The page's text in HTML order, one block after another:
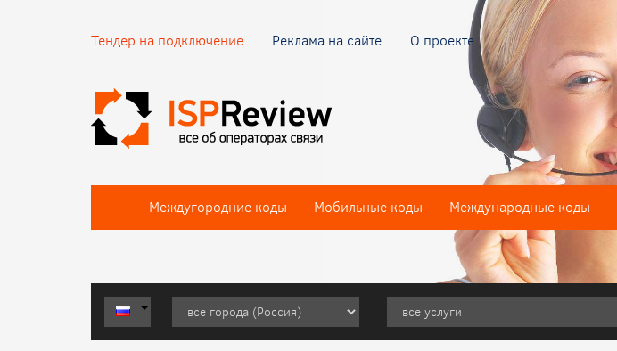
Тендер на подключение Реклама на сайте О проекте
Междугородние коды Мобильные коды Международные коды